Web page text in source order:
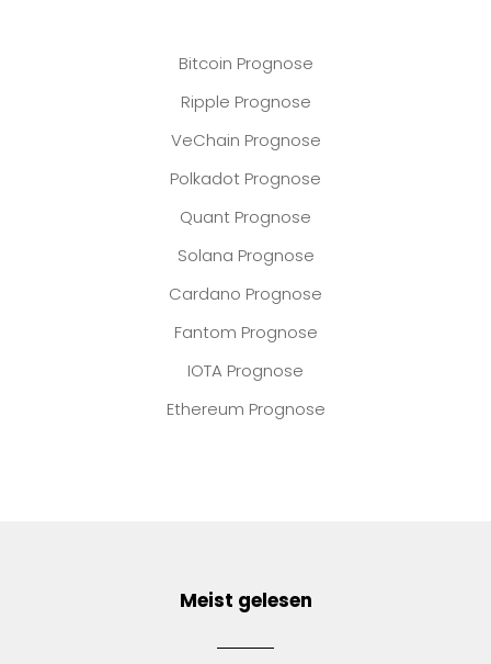
Bitcoin Prognose
Ripple Prognose
VeChain Prognose
Polkadot Prognose
Quant Prognose
Solana Prognose
Cardano Prognose
Fantom Prognose
IOTA Prognose
Ethereum Prognose
Meist gelesen